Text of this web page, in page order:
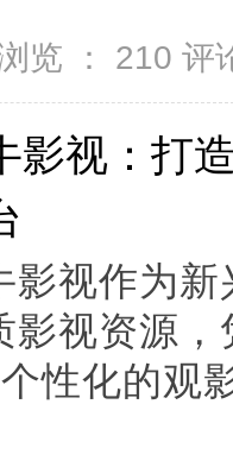
览 ： 210 评
影视：打
影视作为
影视资源
性化的观